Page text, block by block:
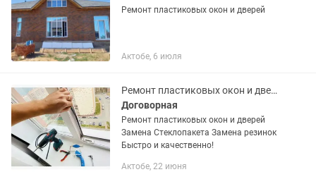
Ремонт пластиковых окон и дверей
Актобе, 6 июля
Ремонт пластиковых окон и дверей
Договорная
Ремонт пластиковых окон и дверей
Замена Стеклопакета Замена резинок
Быстро и качественно!
Актобе, 22 июня